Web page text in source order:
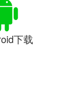
下载